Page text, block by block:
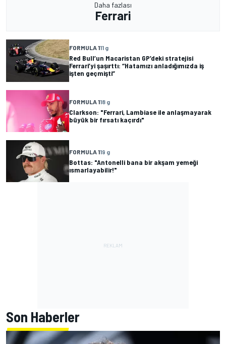
Daha fazlası
Ferrari
FORMULA 111 g
Red Bull’un Macaristan GP’deki stratejisi
Ferrari’yi şaşırttı: “Hatamızı anladığımızda iş
işten geçmişti”
FORMULA 118 g
Clarkson: "Ferrari, Lambiase ile anlaşmayarak
büyük bir fırsatı kaçırdı"
FORMULA 119 g
Bottas: "Antonelli bana bir akşam yemeği
ısmarlayabilir!"
Son Haberler